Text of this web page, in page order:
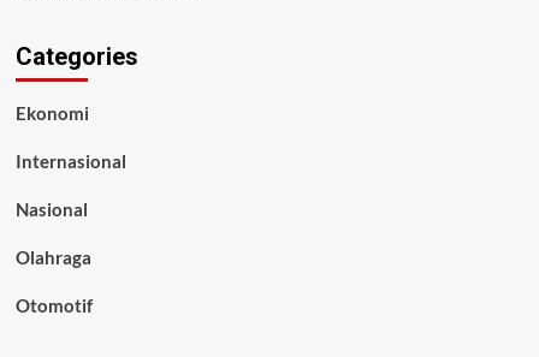
Categories
Ekonomi
Internasional
Nasional
Olahraga
Otomotif